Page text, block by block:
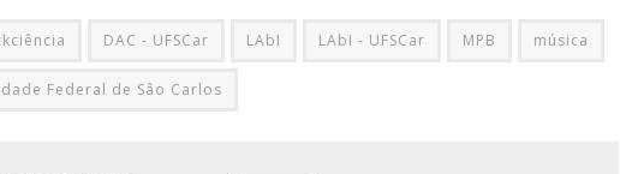
DAC - UFSCar LAbI LAbI - UFSCar MPB música
Federal de Sâo Carlos